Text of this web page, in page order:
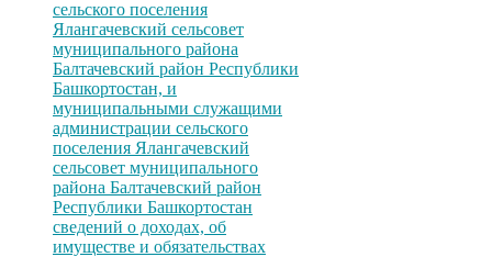
сельского поселения
Ялангачевский сельсовет
муниципального района
Балтачевский район Республики
Башкортостан, и
муниципальными служащими
администрации сельского
поселения Ялангачевский
сельсовет муниципального
района Балтачевский район
Республики Башкортостан
сведений о доходах, об
имуществе и обязательствах